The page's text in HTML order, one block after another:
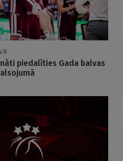
piedalīties Gada balvas